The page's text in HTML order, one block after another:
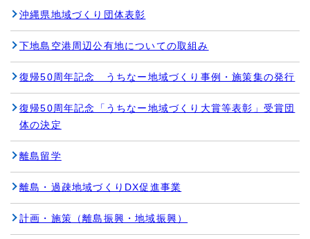
沖縄県地域づくり団体表彰
下地島空港周辺公有地についての取組み
復帰50周年記念 うちなー地域づくり事例・施策集の発行
復帰50周年記念「うちなー地域づくり大賞等表彰」受賞団
体の決定
離島留学
離島・過疎地域づくりDX促進事業
計画・施策（離島振興・地域振興）